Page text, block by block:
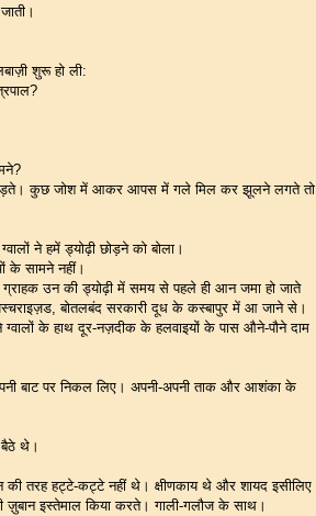
शुरू हो ली:
कुछ जोश में आकर आपस में गले मिल कर झूलने लगते तो
ने हमें ड्योढ़ी छोड़ने को बोला।
के सामने नहीं।
उन की ड्योढ़ी में समय से पहले ही आन जमा हो जाते
बोतलबंद सरकारी दूध के कस्बापुर में आ जाने से।
के हाथ दूर-नज़दीक के हलवाइयों के पास औने-पौने दाम
बाट पर निकल लिए। अपनी-अपनी ताक और आशंका के
बैठे थे।
की तरह हट्टे-कट्टे नहीं थे। क्षीणकाय थे और शायद इसीलिए
इस्तेमाल किया करते। गाली-गलौज के साथ।